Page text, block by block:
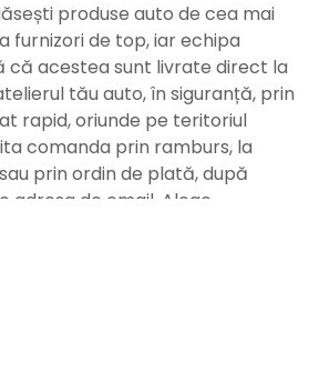
produse auto de cea mai
furnizori de top, iar echipa
că acestea sunt livrate direct la
tău auto, în siguranță, prin
rapid, oriunde pe teritoriul
comanda prin ramburs, la
prin ordin de plată, după
adresa de email. Alege